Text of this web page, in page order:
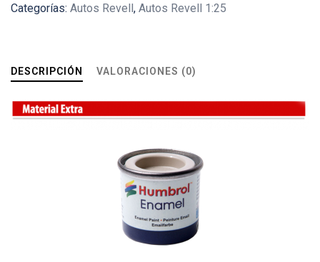
Categorías: Autos Revell, Autos Revell 1:25
DESCRIPCIÓN VALORACIONES (0)